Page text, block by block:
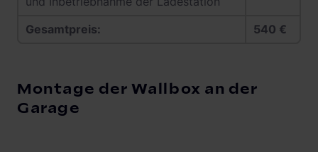
Gesamtpreis: 540 €
Montage der Wallbox an der
Garage